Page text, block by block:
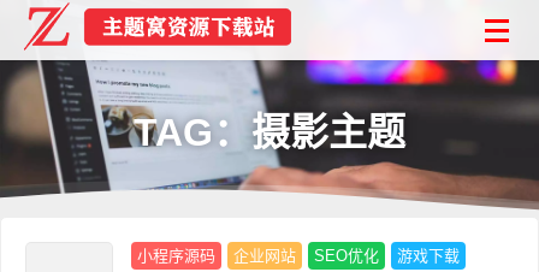
TAG：摄影主题
小程序源码 企业网站 SEO优化
游戏下载